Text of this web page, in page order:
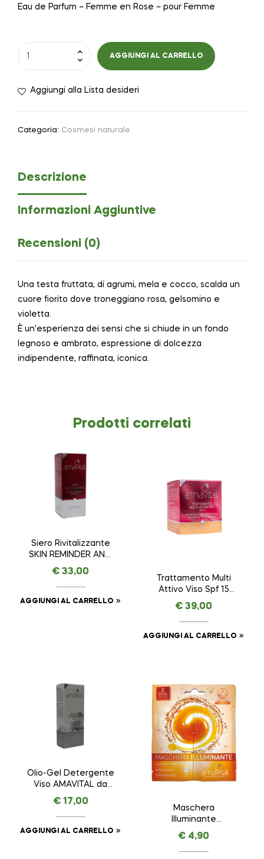
Eau de Parfum – Femme en Rose – pour Femme
AGGIUNGI AL CARRELLO
Aggiungi alla Lista desideri
Categoria: Cosmesi naturale
Descrizione
Informazioni Aggiuntive
Recensioni (0)
Una testa fruttata, di agrumi, mela e cocco, scalda un
cuore fiorito dove troneggiano rosa, gelsomino e
violetta.
È un’esperienza dei sensi che si chiude in un fondo
legnoso e ambrato, espressione di dolcezza
indipendente, raffinata, iconica.
Prodotti correlati
Siero Rivitalizzante
SKIN REMINDER ANTI
AGE PREMIUM –
AMAVITAL da 30 ml
€ 33,00
AGGIUNGI AL CARRELLO
Trattamento Multi
Attivo Viso Spf 15
AMAVITAL da 50 ml
€ 39,00
AGGIUNGI AL CARRELLO
Olio-Gel Detergente
Viso AMAVITAL da
100 ml
€17,00
AGGIUNGI AL CARRELLO
Maschera
Illuminante
AMAVITAL da 7 ml + 7
ml
€ 4,90